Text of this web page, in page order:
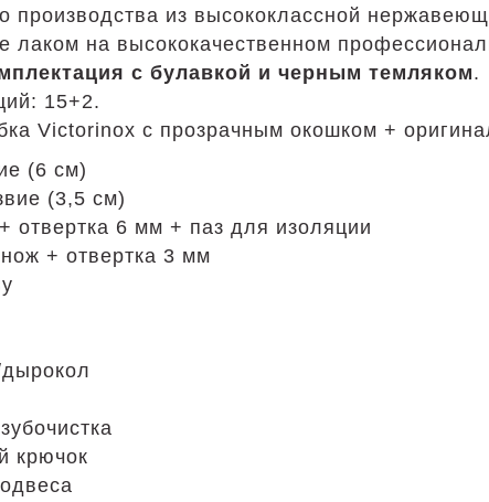
производства из высококлассной
лаком на высококачественном
с булавкой и черным темляком.
15+2.
Victorinox с прозрачным окошком +
(6 см)
(3,5 см)
отвертка 6 мм + паз для изоляции
+ отвертка 3 мм
крючок